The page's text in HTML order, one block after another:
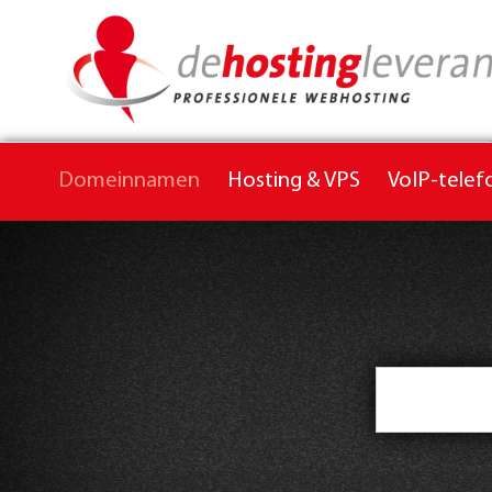
Domeinnamen Hosting & VPS VoIP-